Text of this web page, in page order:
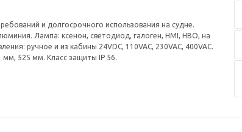
и долгосрочного использования на судне.
Лампа: ксенон, светодиод, галоген, HMI, HBO, на
ручное и из кабины 24VDC, 110VAC, 230VAC, 400VAC.
525 мм. Класс защиты IP 56.